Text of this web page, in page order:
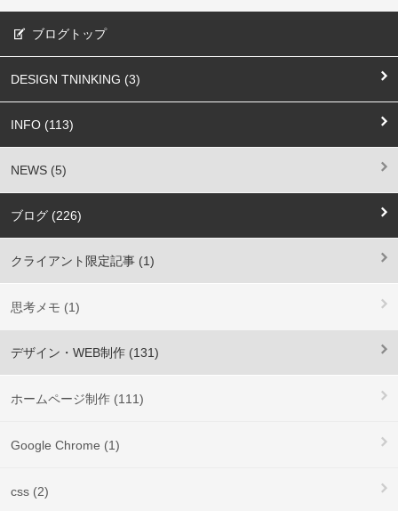
ブログトップ
DESIGN TNINKING (3)
INFO (113)
NEWS (5)
ブログ (226)
クライアント限定記事 (1)
思考メモ (1)
デザイン・WEB制作 (131)
ホームページ制作 (111)
Google Chrome (1)
css (2)